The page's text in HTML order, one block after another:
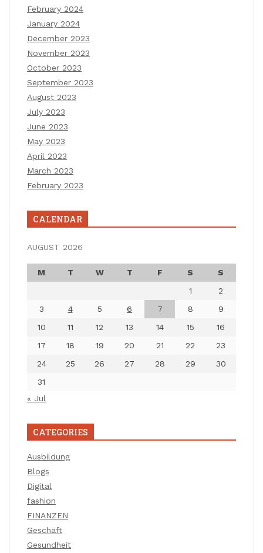
February 2024
January 2024
December 2023
November 2023
October 2023
September 2023
August 2023
July 2023
June 2023
May 2023
April 2023
March 2023
February 2023
CALENDAR
AUGUST 2026
M T W T F S
S
1
2
3
4 5 6 7 8
9
10
11 12 13 14 15
16
17
18 19 20 21 22
23
24
25 26 27 28 29
30
31
« Jul
CATEGORIES
Ausbildung
Blogs
Digital
fashion
FINANZEN
Geschäft
Gesundheit